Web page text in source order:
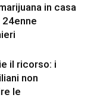
in casa
il ricorso: i
non
le